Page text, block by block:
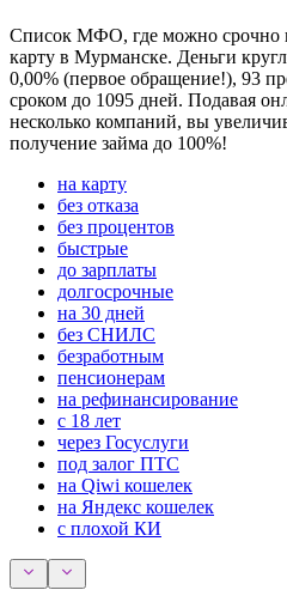
Список МФО, где можно срочно
карту в Мурманске. Деньги
0,00% (первое обращение!), 93
сроком до 1095 дней. Подавая
несколько компаний, вы
получение займа до 100%!
на карту
без отказа
без процентов
быстрые
до зарплаты
долгосрочные
на 30 дней
без СНИЛС
безработным
пенсионерам
на рефинансирование
с 18 лет
через Госуслуги
под залог ПТС
на Qiwi кошелек
на Яндекс кошелек
с плохой КИ